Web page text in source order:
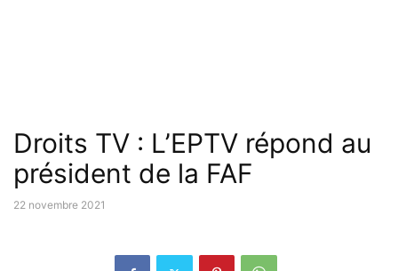
Droits TV : L’EPTV répond au
président de la FAF
22 novembre 2021